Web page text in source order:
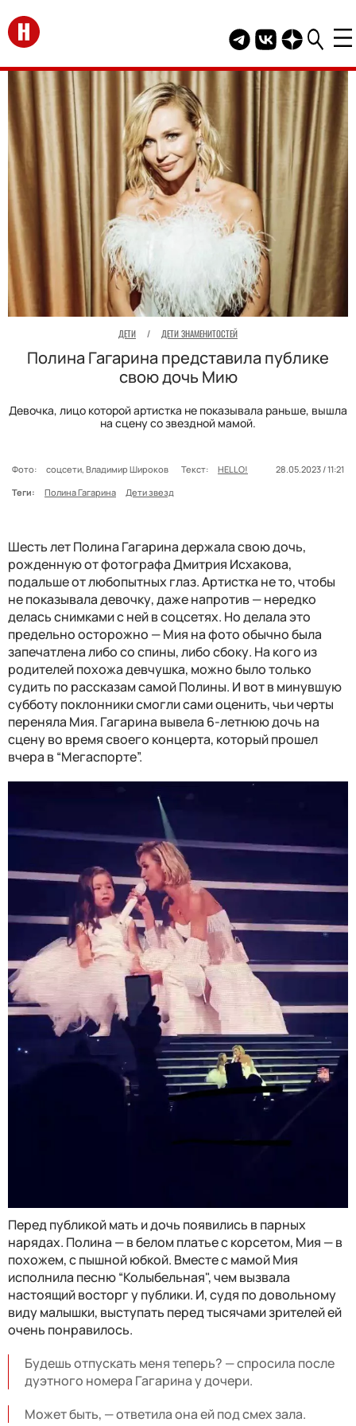
Перейти на главную
Telegram канал
Группа HELLO
Канал
ДЕТИ / ДЕТИ ЗНАМЕНИТОСТЕЙ
Полина Гагарина представила публике
свою дочь Мию
Девочка, лицо которой артистка не показывала раньше, вышла
на сцену со звездной мамой.
Фото: соцсети, Владимир Широков Текст: HELLO!
28.05.2023 / 11:21
Теги:
Полина Гагарина Дети звезд
Шесть лет Полина Гагарина держала свою дочь,
рожденную от фотографа Дмитрия Исхакова,
подальше от любопытных глаз. Артистка не то, чтобы
не показывала девочку, даже напротив — нередко
делась снимками с ней в соцсетях. Но делала это
предельно осторожно — Мия на фото обычно была
запечатлена либо со спины, либо сбоку. На кого из
родителей похожа девчушка, можно было только
судить по рассказам самой Полины. И вот в минувшую
субботу поклонники смогли сами оценить, чьи черты
переняла Мия. Гагарина вывела 6-летнюю дочь на
сцену во время своего концерта, который прошел
вчера в “Мегаспорте”.
Перед публикой мать и дочь появились в парных
нарядах. Полина — в белом платье с корсетом, Мия — в
похожем, с пышной юбкой. Вместе с мамой Мия
исполнила песню “Колыбельная", чем вызвала
настоящий восторг у публики. И, судя по довольному
виду малышки, выступать перед тысячами зрителей ей
очень понравилось.
Будешь отпускать меня теперь? — спросила после
дуэтного номера Гагарина у дочери.
Может быть, — ответила она ей под смех зала.